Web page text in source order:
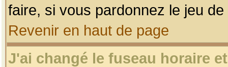
faire, si vous pardonnez le jeu
Revenir en haut de page
J'ai changé le fuseau horaire